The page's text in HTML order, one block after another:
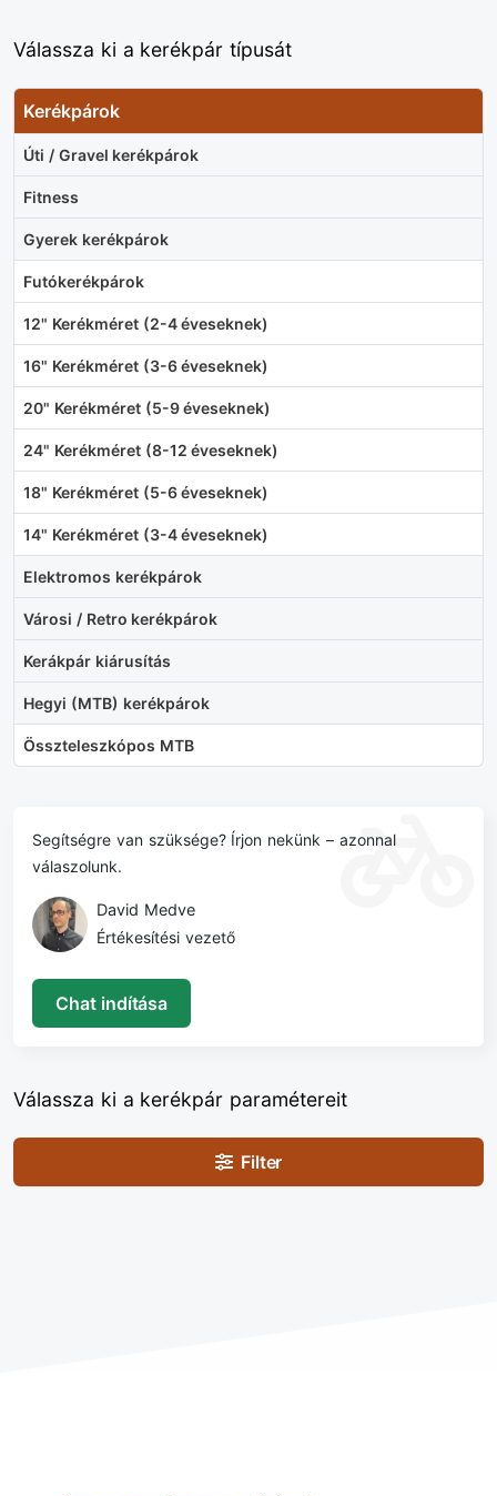
Válassza ki a kerékpár típusát
Kerékpárok
Úti / Gravel kerékpárok
Fitness
Gyerek kerékpárok
Futókerékpárok
12" Kerékméret (2-4 éveseknek)
16" Kerékméret (3-6 éveseknek)
20" Kerékméret (5-9 éveseknek)
24" Kerékméret (8-12 éveseknek)
18" Kerékméret (5-6 éveseknek)
14" Kerékméret (3-4 éveseknek)
Elektromos kerékpárok
Városi / Retro kerékpárok
Kerákpár kiárusítás
Hegyi (MTB) kerékpárok
Összteleszkópos MTB
Segítségre van szüksége? Írjon nekünk – azonnal
válaszolunk.
David Medve
Értékesítési vezető
Chat indítása
Válassza ki a kerékpár paramétereit
Filter